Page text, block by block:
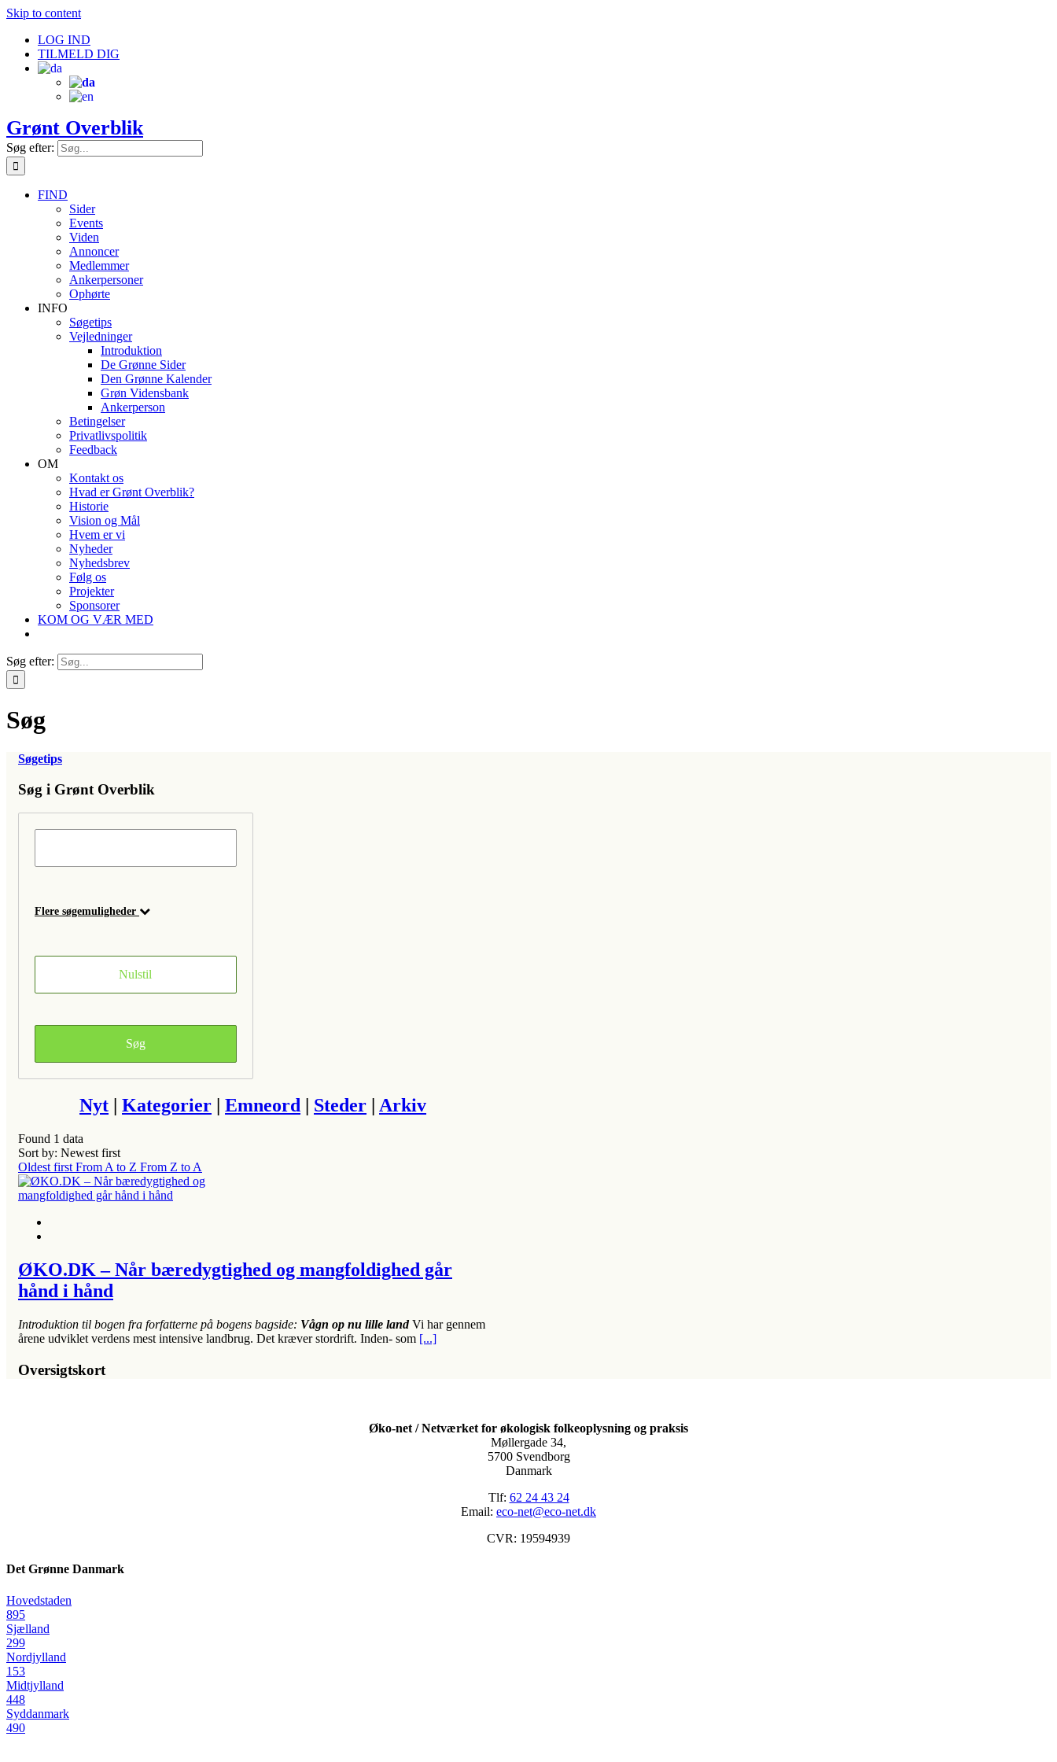
Skip to content
LOG IND
TILMELD DIG
Grønt Overblik
Søg efter:
FIND
Sider
Events
Viden
Annoncer
Medlemmer
Ankerpersoner
Ophørte
INFO
Søgetips
Vejledninger
Introduktion
De Grønne Sider
Den Grønne Kalender
Grøn Vidensbank
Ankerperson
Betingelser
Privatlivspolitik
Feedback
OM
Kontakt os
Hvad er Grønt Overblik?
Historie
Vision og Mål
Hvem er vi
Nyheder
Nyhedsbrev
Følg os
Projekter
Sponsorer
KOM OG VÆR MED
Søg efter:
Søg
Søgetips
Søg i Grønt Overblik
Flere søgemuligheder
Nyt |Kategorier |Emneord Steder |Arkiv
Found 1 data
Sort by: Newest first
Oldest first From A to Z From Z to A
ØKO.DK – Når bæredygtighed og mangfoldighed går
hånd i hånd
Introduktion til bogen fra forfatterne på bogens bagside: Vågn op nu lille landVi har gennem
årene udviklet verdens mest intensive landbrug. Det kræver stordrift. Inden- som [...]
Oversigtskort
Øko-net / Netværket for økologisk folkeoplysning og praksis
Møllergade 34,
5700 Svendborg
Danmark
Tlf: 62 24 43 24
Email: eco-net@eco-net.dk
CVR: 19594939
Det Grønne Danmark
Hovedstaden
895
Sjælland
299
Nordjylland
153
Midtjylland
448
Syddanmark
490